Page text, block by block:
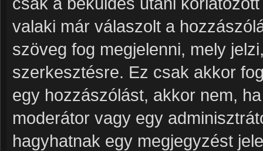
valaki már válaszolt a
szöveg fog megjelenni, mely
szerkesztésre. Ez csak akkor
egy hozzászólást, akkor nem,
moderátor vagy egy
hagyhatnak egy megjegyzést